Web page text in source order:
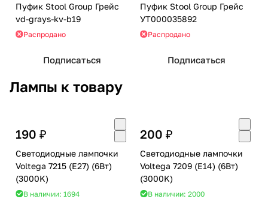
Пуфик Stool Group Грейс
vd-grays-kv-b19
Распродано
Подписаться
Пуфик Stool Group Грейс
УТ000035892
Распродано
Подписаться
Лампы к товару
190 ₽
Светодиодные лампочки
Voltega 7215 (E27) (6Вт)
(3000K)
В наличии: 1694
200 ₽
Светодиодные лампочки
Voltega 7209 (E14) (6Вт)
(3000K)
В наличии: 2000